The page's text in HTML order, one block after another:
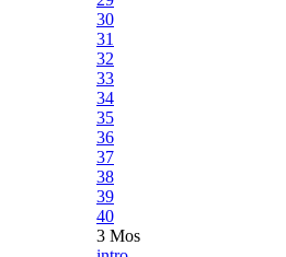
30
31
32
33
34
35
36
37
38
39
40
3 Mos